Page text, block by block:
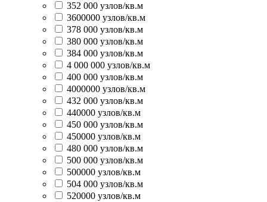
352 000 узлов/кв.м
3600000 узлов/кв.м
378 000 узлов/кв.м
380 000 узлов/кв.м
384 000 узлов/кв.м
4 000 000 узлов/кв.м
400 000 узлов/кв.м
4000000 узлов/кв.м
432 000 узлов/кв.м
440000 узлов/кв.м
450 000 узлов/кв.м
450000 узлов/кв.м
480 000 узлов/кв.м
500 000 узлов/кв.м
500000 узлов/кв.м
504 000 узлов/кв.м
520000 узлов/кв.м